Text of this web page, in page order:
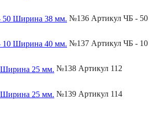
№136 Артикул ЧБ - 50
№137 Артикул ЧБ - 10
№138 Артикул 112
№139 Артикул 114